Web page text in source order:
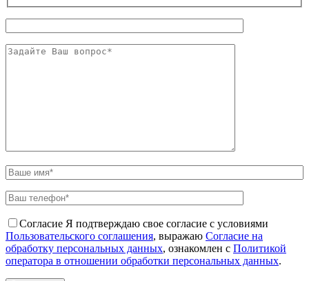
Согласие Я подтверждаю свое согласие с условиями
Пользовательского соглашения, выражаю Согласие на
обработку персональных данных, ознакомлен с Политикой
оператора в отношении обработки персональных данных.